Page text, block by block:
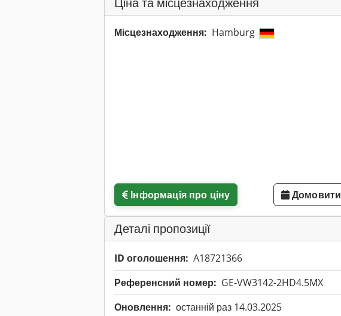
Місцезнаходження: Hamburg
Інформація про ціну
Деталі пропозиції
ID оголошення: A18721366
Референсний номер: GE-VW3142-2HD4.5MX
Оновлення: останній раз 14.03.2025